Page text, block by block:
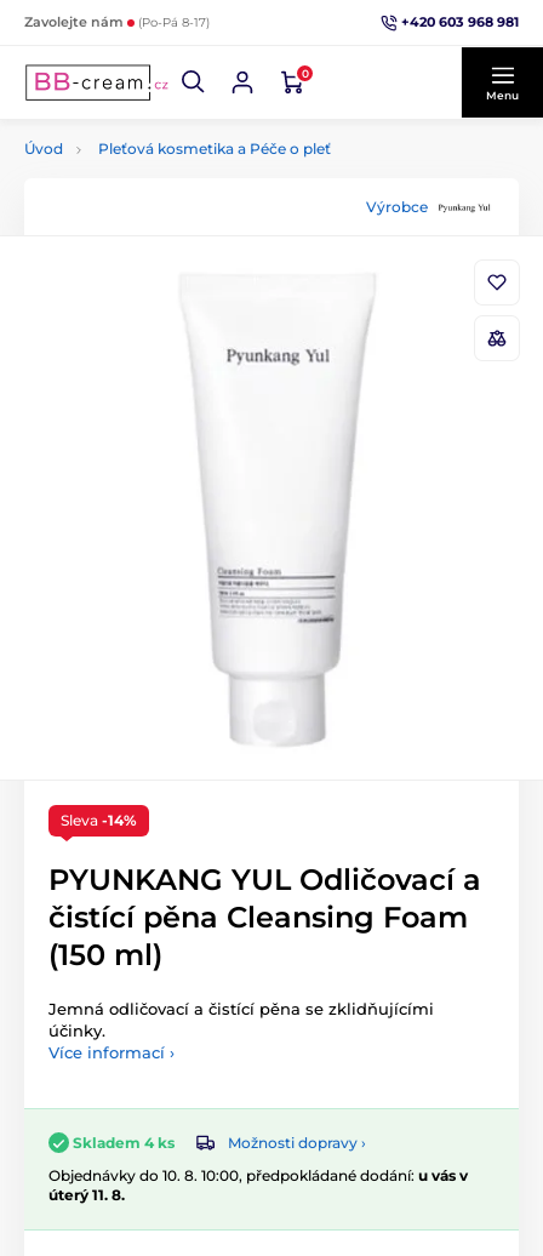
Zavolejte nám (Po-Pá 8-17) +420 603 968 981
0
Menu
Úvod Pleťová kosmetika a Péče o pleť
Výrobce
Sleva -14%
PYUNKANG YUL Odličovací a
čistící pěna Cleansing Foam
(150 ml)
Jemná odličovací a čistící pěna se zklidňujícími
účinky.
Více informací ›
Skladem 4 ks
Možnosti dopravy ›
Objednávky do 10. 8. 10:00, předpokládané dodání: u vás v
úterý 11. 8.